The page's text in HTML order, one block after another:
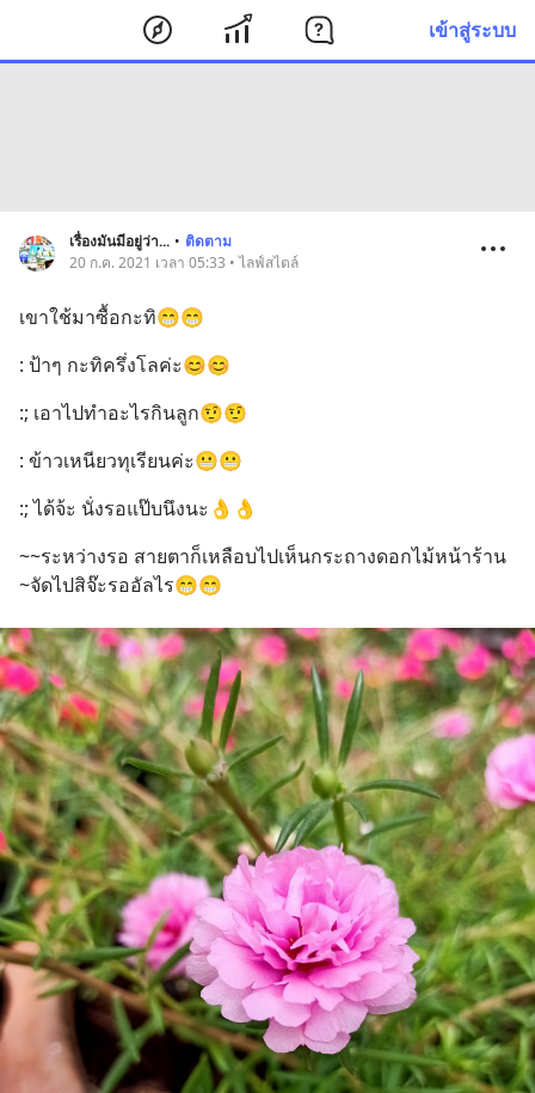
เข้าสู่ระบบ
เรื่องมันมีอยู่ว่า... • ติดตาม
20 ก.ค. 2021 เวลา 05:33 • ไลฟ์สไตล์
เขาใช้มาซื้อกะทิ😁😁
: ป้าๆ กะทิครึ่งโลค่ะ😊😊
:; เอาไปทำอะไรกินลูก🤨🤨
: ข้าวเหนียวทุเรียนค่ะ😬😬
:; ได้จ้ะ นั่งรอแป๊บนึงนะ👌👌
~~ระหว่างรอ สายตาก็เหลือบไปเห็นกระถางดอกไม้หน้าร้าน
~จัดไปสิจ๊ะรออัลไร😁😁